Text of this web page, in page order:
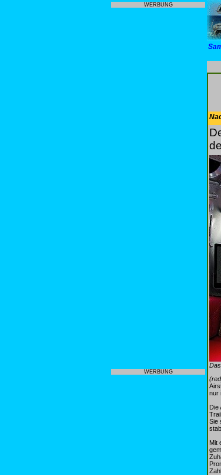
WERBUNG
WERBUNG
nur
Die
Sie
Mit